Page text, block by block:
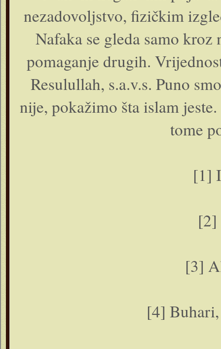
nezadovoljstvo, fizičkim
Nafaka se gleda samo
pomaganje drugih.
Resulullah, s.a.v.s. Puno
nije, pokažimo šta islam
tome
[1]
[2]
[3]
[4]